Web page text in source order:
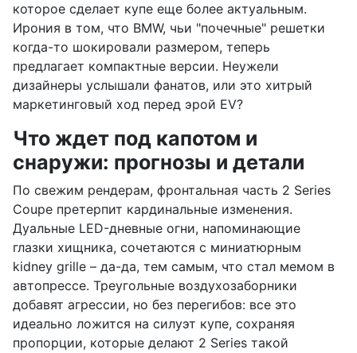
которое сделает купе еще более актуальным.
Ирония в том, что BMW, чьи "почечные" решетки
когда-то шокировали размером, теперь
предлагает компактные версии. Неужели
дизайнеры услышали фанатов, или это хитрый
маркетинговый ход перед эрой EV?
Что ждет под капотом и
снаружи: прогнозы и детали
По свежим рендерам, фронтальная часть 2 Series
Coupe претерпит кардинальные изменения.
Дуальные LED-дневные огни, напоминающие
глазки хищника, сочетаются с миниатюрным
kidney grille – да-да, тем самым, что стал мемом в
автопрессе. Треугольные воздухозаборники
добавят агрессии, но без перегибов: все это
идеально ложится на силуэт купе, сохраняя
пропорции, которые делают 2 Series такой